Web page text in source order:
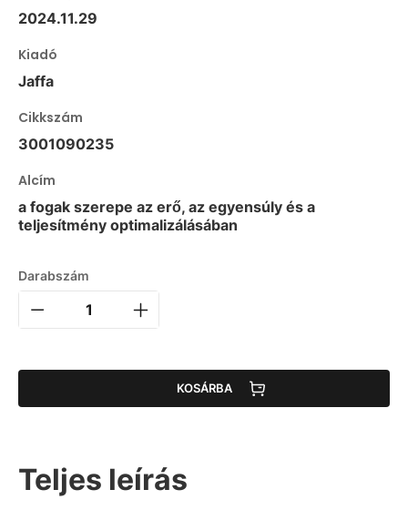
2024.11.29
Kiadó
Jaffa
Cikkszám
3001090235
Alcím
a fogak szerepe az erő, az egyensúly és a
teljesítmény optimalizálásában
Darabszám
KOSÁRBA
Teljes leírás